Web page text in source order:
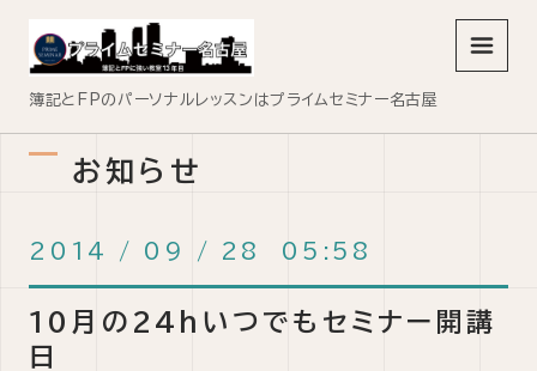
簿記とFPのパーソナルレッスンはプライムセミナー名古屋
メニュ
お知らせ
2014 / 09 / 28 05:58
10月の24hいつでもセミナー開講
日